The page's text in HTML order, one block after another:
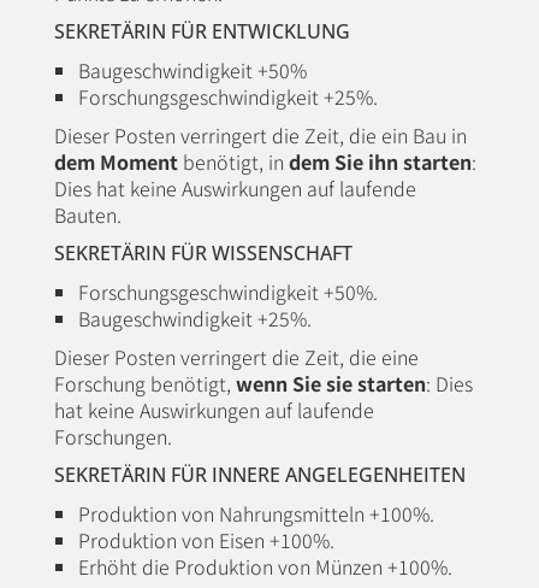
SEKRETÄRIN FÜR ENTWICKLUNG
Baugeschwindigkeit +50%
Forschungsgeschwindigkeit +25%.
Dieser Posten verringert die Zeit, die ein Bau in
dem Moment benötigt, in dem Sie ihn starten:
Dies hat keine Auswirkungen auf laufende
Bauten.
SEKRETÄRIN FÜR WISSENSCHAFT
Forschungsgeschwindigkeit +50%.
Baugeschwindigkeit +25%.
Dieser Posten verringert die Zeit, die eine
Forschung benötigt, wenn Sie sie starten: Dies
hat keine Auswirkungen auf laufende
Forschungen.
SEKRETÄRIN FÜR INNERE ANGELEGENHEITEN
Produktion von Nahrungsmitteln +100%.
Produktion von Eisen +100%.
Erhöht die Produktion von Münzen +100%.